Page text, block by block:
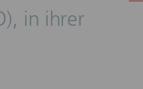
in ihrer